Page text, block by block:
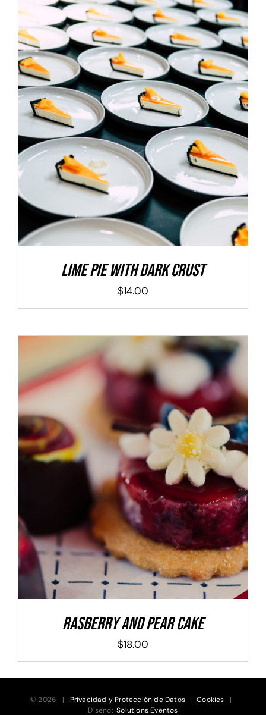
ADD TO CART DETALLES
Lime Pie With Dark Crust
$14.00
ADD TO CART / DETALLES
Rasberry And Pear Cake
$18.00
© 2026 | Privacidad y Protección de Datos | Cookies |
Diseño: Solutions Eventos